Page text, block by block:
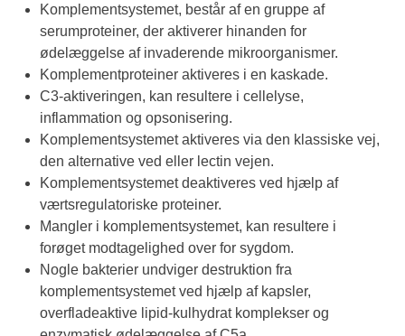
Komplementsystemet, består af en gruppe af
serumproteiner, der aktiverer hinanden for
ødelæggelse af invaderende mikroorganismer.
Komplementproteiner aktiveres i en kaskade.
C3-aktiveringen, kan resultere i cellelyse,
inflammation og opsonisering.
Komplementsystemet aktiveres via den klassiske vej,
den alternative ved eller lectin vejen.
Komplementsystemet deaktiveres ved hjælp af
værtsregulatoriske proteiner.
Mangler i komplementsystemet, kan resultere i
forøget modtagelighed over for sygdom.
Nogle bakterier undviger destruktion fra
komplementsystemet ved hjælp af kapsler,
overfladeaktive lipid-kulhydrat komplekser og